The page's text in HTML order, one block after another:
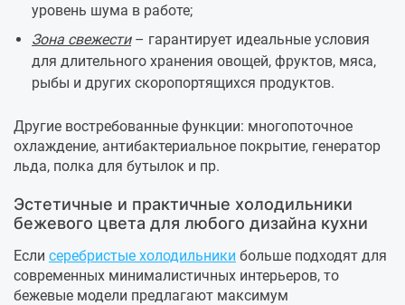
уровень шума в работе;
Зона свежести– гарантирует идеальные условия
для длительного хранения овощей, фруктов, мяса,
рыбы и других скоропортящихся продуктов.
Другие востребованные функции: многопоточное
охлаждение, антибактериальное покрытие, генератор
льда, полка для бутылок и пр.
Эстетичные и практичные холодильники
бежевого цвета для любого дизайна кухни
Если серебристые холодильники больше подходят для
современных минималистичных интерьеров, то
бежевые модели предлагают максимум